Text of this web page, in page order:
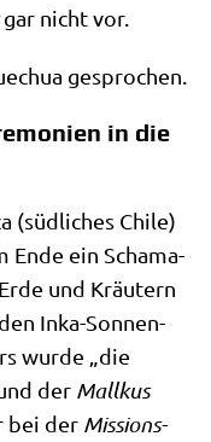
gar nicht vor.
gesprochen.
in die
(süd­li­ches Chi­le)
Ende ein Scha­ma­
und Kräu­tern
Inka-Son­nen­
wur­de „die
der Mall­kus
bei der Mis­si­ons­